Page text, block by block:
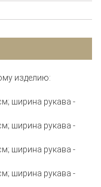
изделию:
ширина рукава -
ширина рукава -
ширина рукава -
ширина рукава -